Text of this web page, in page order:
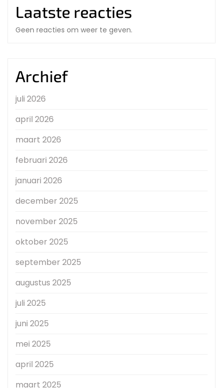
Laatste reacties
Geen reacties om weer te geven.
Archief
juli 2026
april 2026
maart 2026
februari 2026
januari 2026
december 2025
november 2025
oktober 2025
september 2025
augustus 2025
juli 2025
juni 2025
mei 2025
april 2025
maart 2025